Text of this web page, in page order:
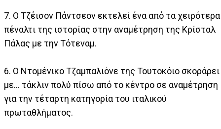
7. Ο Τζέισον Πάντσεον εκτελεί ένα από τα χειρότερα
πέναλτι της ιστορίας στην αναμέτρηση της Κρίσταλ
Πάλας με την Τότεναμ.
6. Ο Ντομένικο Τζαμπαλιόνε της Τουτοκόιο σκοράρει
με... τάκλιν πολύ πίσω από το κέντρο σε αναμέτρηση
για την τέταρτη κατηγορία του ιταλικού
πρωταθλήματος.